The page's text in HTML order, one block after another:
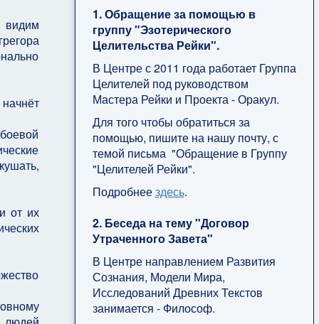
видим
от их
1. Обращение за помощью в
группу "Эзотерического
Целительства Рейки".
В Центре с 2011 года работает Группа
Целителей под руководством
Мастера Рейки и Проекта - Оракул.
Для того чтобы обратиться за
помощью, пишите на нашу почту, с
темой письма "Обращение в Группу
"Целителей Рейки".
Подробнеездесь.
2. Беседа на тему "Договор
Утраченного Завета"
В Центре направлением Развития
Сознания, Модели Мира,
Исследований Древних Текстов
занимается - Философ.